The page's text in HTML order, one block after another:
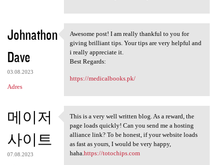
Johnathon
Dave
03.08.2023
Adres
Awesome post! I am really
Awesome post! I am really thankful to you for
giving brilliant tips. Your tips are very helpful and
i really appreciate it.
Best Regards:
https://medicalbooks.pk/
메이저
사이트
07.08.2023
This is a very well written
This is a very well written blog. As a reward, the
page loads quickly! Can you send me a hosting
alliance link? To be honest, if your website loads
as fast as yours, I would be very happy,
haha.https://totochips.com